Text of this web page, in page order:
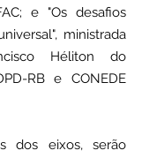
e "Os desafios
ministrada
Héliton do
RB e CONEDE
dos eixos, serão